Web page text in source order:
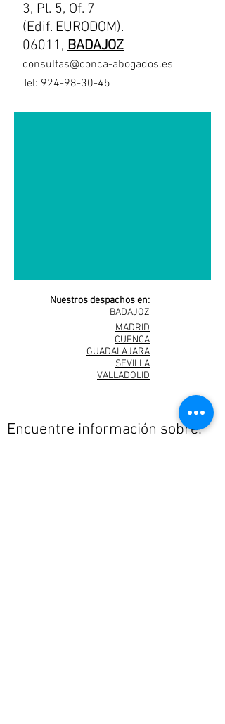
3, Pl. 5, Of. 7
(Edif. EURODOM).
06011, BADAJOZ
consultas@conca-abogados.es
Tel: 924-98-30-45
Nuestros despachos en:
BADAJOZ
MADRID
CUENCA
GUADALAJARA
SEVILLA
VALLADOLID
Encuentre información sobre: